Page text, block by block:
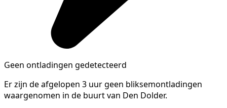
Geen ontladingen gedetecteerd
Er zijn de afgelopen 3 uur geen bliksemontladingen
waargenomen in de buurt van Den Dolder.